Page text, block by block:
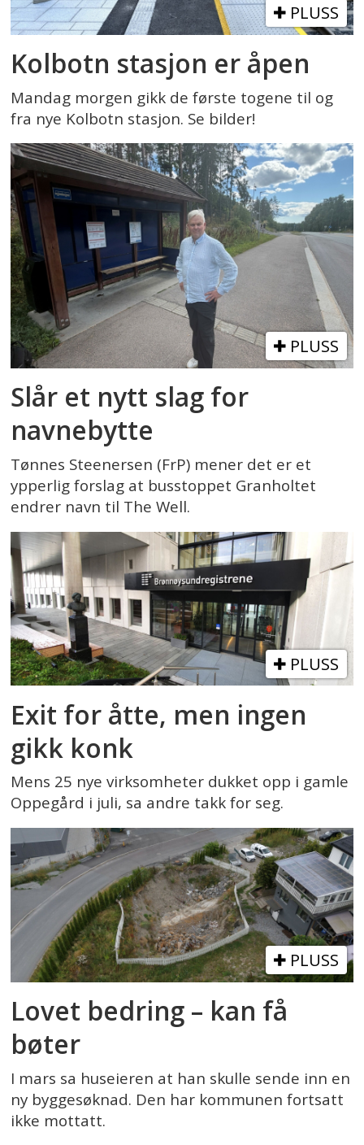
PLUSS
Kolbotn stasjon er åpen
Mandag morgen gikk de første togene til og
fra nye Kolbotn stasjon. Se bilder!
PLUSS
Slår et nytt slag for
navnebytte
Tønnes Steenersen (FrP) mener det er et
ypperlig forslag at busstoppet Granholtet
endrer navn til The Well.
PLUSS
Exit for åtte, men ingen
gikk konk
Mens 25 nye virksomheter dukket opp i gamle
Oppegård i juli, sa andre takk for seg.
PLUSS
Lovet bedring – kan få
bøter
I mars sa huseieren at han skulle sende inn en
ny byggesøknad. Den har kommunen fortsatt
ikke mottatt.